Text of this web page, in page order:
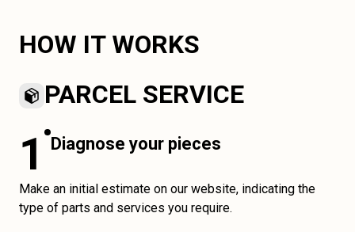
HOW IT WORKS
PARCEL SERVICE
1 Diagnose your pieces
Make an initial estimate on our website, indicating the
type of parts and services you require.